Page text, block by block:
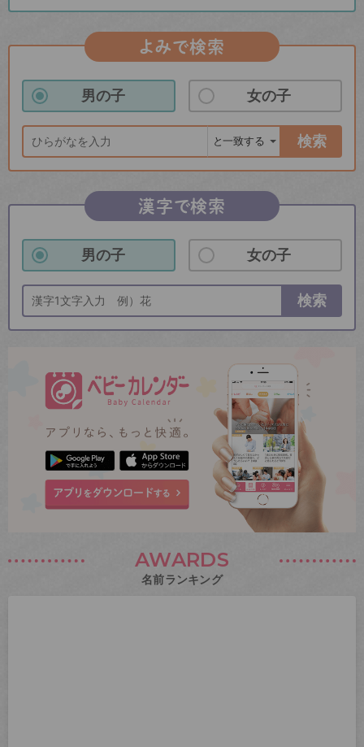
よみで検索
男の子 女の子
検索
漢字で検索
男の子 女の子
検索
AWARDS
名前ランキング